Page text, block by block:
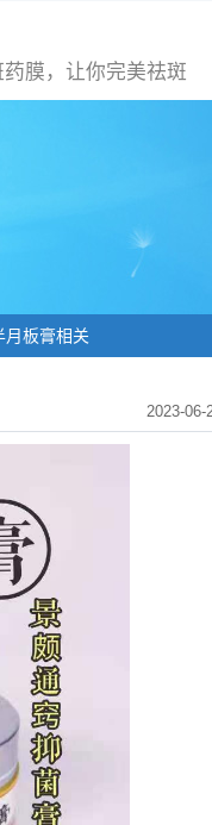
膜，让你完美祛斑
月板膏相关
2023-06-